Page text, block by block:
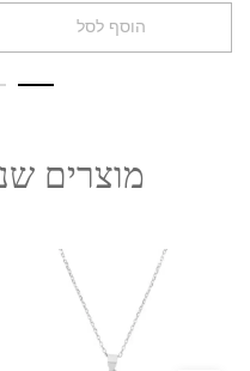
הוסף לסל
מוצרים